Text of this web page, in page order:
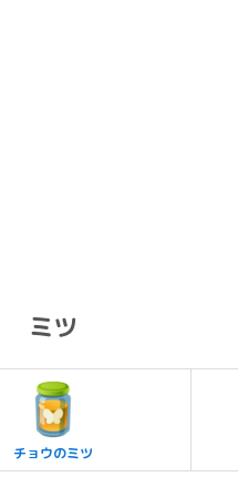
ミツ
チョウのミツ